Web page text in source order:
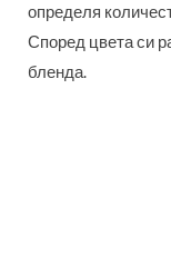
определя
Според цвета си
бленда.